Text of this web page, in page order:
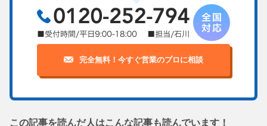
完全無料！今すぐ営業のプロに相談
この記事を読んだ人はこんな記事も読んでいます！